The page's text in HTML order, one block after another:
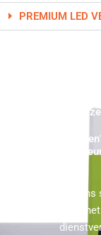
PREMIUM LED
Gekochte
Offerte in
Beursstand
een gehuurde
U kunt bij
Kies hierbij